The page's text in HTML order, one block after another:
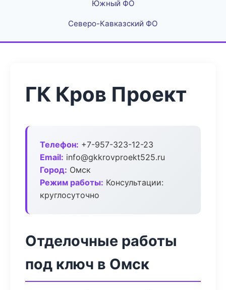
Южный ФО
Северо-Кавказский ФО
ГК Кров Проект
Телефон: +7-957-323-12-23
Email: info@gkkrovproekt525.ru
Город: Омск
Режим работы: Консультации:
круглосуточно
Отделочные работы
под ключ в Омск